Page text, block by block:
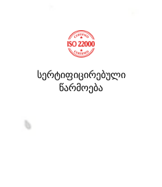
სერტიფიცირებული
წარმოება